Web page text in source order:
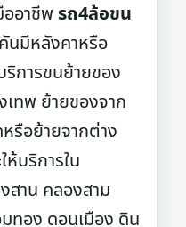
ออาชีพรถ4ล้อขน
นมีหลังคาหรือ
การขนย้ายของ
ทพ ย้ายของจาก
รือย้ายจากต่าง
ห้บริการใน
สาน คลองสาม
ทอง ดอนเมือง ดิน